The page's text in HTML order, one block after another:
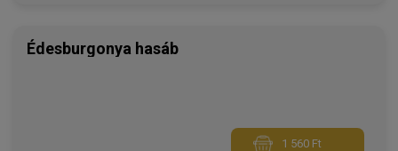
Édesburgonya hasáb
1 560 Ft